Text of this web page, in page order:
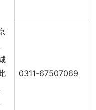
0311-67507069